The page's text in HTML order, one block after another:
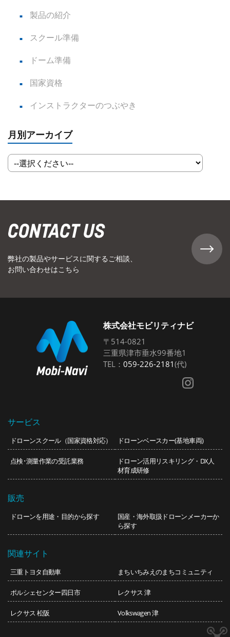
製品の紹介
スクール準備
ドーム準備
国家資格
インストラクターのつぶやき
月別アーカイブ
CONTACT US
弊社の製品やサービスに関するご相談、
お問い合わせはこちら
株式会社モビリティナビ
〒514-0821
三重県津市垂水99番地1
TEL： 059-226-2181(代)
サービス
ドローンスクール（国家資格対応） ドローンベースカー(基地車両)
点検･測量作業の受託業務
ドローン活用リスキリング・DX人
材育成研修
販売
ドローンを用途・目的から探す
国産・海外取扱ドローンメーカーか
ら探す
関連サイト
三重トヨタ自動車 まちいちみえのまちコミュニティ
ポルシェセンター四日市 レクサス 津
レクサス 松阪 Volkswagen 津